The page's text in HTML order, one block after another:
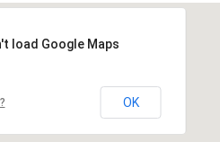
load Google Maps
OK